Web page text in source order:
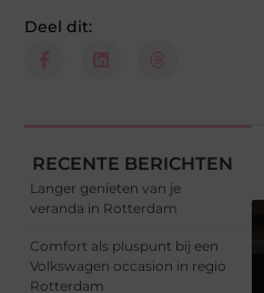
Deel dit:
RECENTE BERICHTEN
Langer genieten van je
veranda in Rotterdam
Comfort als pluspunt bij een
Volkswagen occasion in regio
Rotterdam